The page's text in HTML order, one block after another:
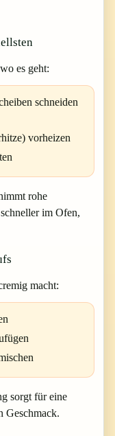
es geht:
schneiden
vorheizen
rohe
im Ofen,
macht:
sorgt für eine
Geschmack.